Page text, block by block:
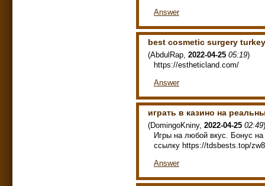
Answer
best cosmetic surgery turkey
(AbdulRap, 2022-04-25 05:19)
https://estheticland.com/
Answer
играть в казино на
(DomingoKniny, 2022-04-25 02:49)
Игры на любой вкус. Бонус на
ссылку https://tdsbests.top/
Answer